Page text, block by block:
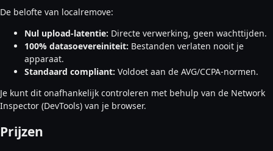
De belofte van localremove:
Nul upload-latentie: Directe verwerking, geen wachttijden.
100% datasoevereiniteit: Bestanden verlaten nooit je
apparaat.
Standaard compliant: Voldoet aan de AVG/CCPA-normen.
Je kunt dit onafhankelijk controleren met behulp van de Network
Inspector (DevTools) van je browser.
Prijzen